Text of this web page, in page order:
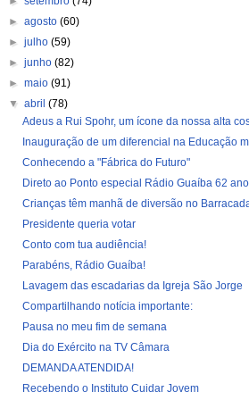
►agosto(60)
►julho(59)
►junho(82)
►maio(91)
▼abril(78)
Adeus a Rui Spohr, um ícone da nossa alta
Inauguração de um diferencial na Educação
Conhecendo a "Fábrica do Futuro"
Direto ao Ponto especial Rádio Guaíba 62
Crianças têm manhã de diversão no
Presidente queria votar
Conto com tua audiência!
Parabéns, Rádio Guaíba!
Lavagem das escadarias da Igreja São Jorge
Compartilhando notícia importante:
Pausa no meu fim de semana
Dia do Exército na TV Câmara
DEMANDA ATENDIDA!
Recebendo o Instituto Cuidar Jovem